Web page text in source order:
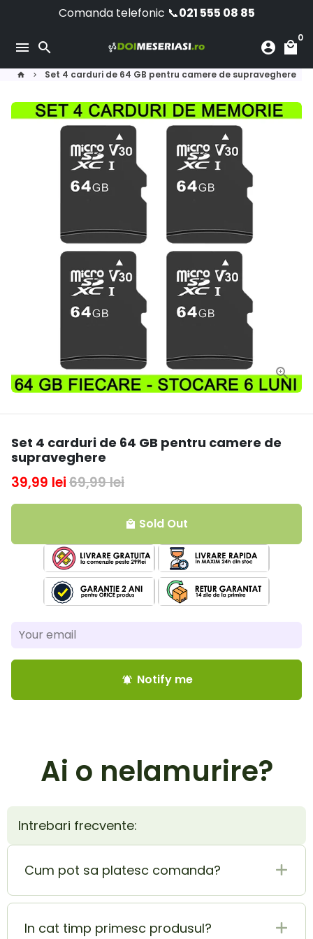
content
Comanda telefonic 📞021 555 08 85
menu search account_circle local_mall
0
home keyboard_arrow_right Set 4 carduri de 64 GB pentru camere de supraveghere
Set 4 carduri de 64 GB pentru camere de
supraveghere
39,99 lei69,99 lei
local_mall Sold Out
notifications_active Notify me
Ai o nelamurire?
Intrebari frecvente:
Cum pot sa platesc comanda?
Plata la livrare (ramburs) este cel mai sigur si
mai usor mod de plata. In acelasi timp poti
In cat timp primesc produsul?